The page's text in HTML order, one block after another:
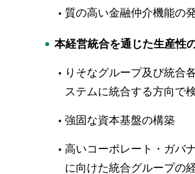
質の高い金融仲介機能の
本経営統合を通じた生産性
りそなグループ及び統合
ステムに統合する方向で
強固な資本基盤の構築
高いコーポレート・ガバ
に向けた統合グループの